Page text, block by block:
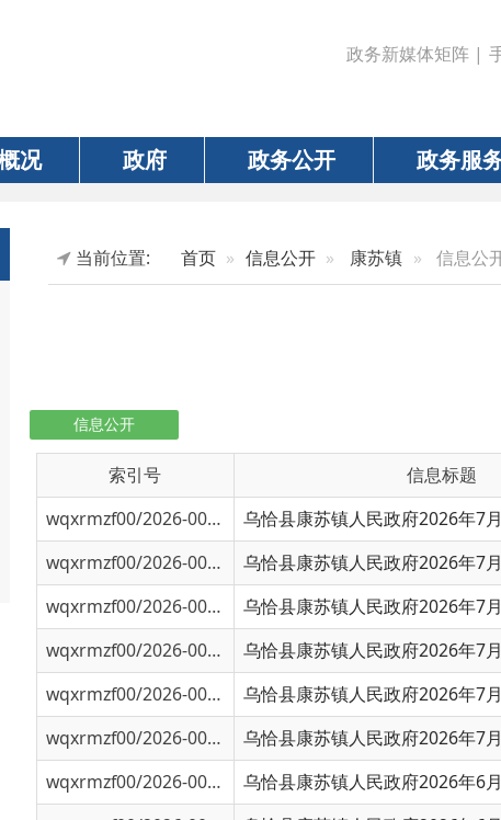
政务新媒体矩阵 | 手机版| 繁體 |
政府 政务公开 政务服务
康苏镇
索引号
wqxrmzf00/2026-00909
乌恰县康苏镇人民政府2026年7月重度残疾人
wqxrmzf00/2026-00908 乌恰县康苏镇人民政府2026年7月农村居民最
wqxrmzf00/2026-00907
乌恰县康苏镇人民政府2026年7月困难残疾人
wqxrmzf00/2026-00906 乌恰县康苏镇人民政府2026年7月城市分散特
wqxrmzf00/2026-00905 乌恰县康苏镇人民政府2026年7月城镇居民最
wqxrmzf00/2026-00904 乌恰县康苏镇人民政府2026年7月80岁以上老
wqxrmzf00/2026-00689 乌恰县康苏镇人民政府2026年6月城市分散特
wqxrmzf00/2026-00688
乌恰县康苏镇人民政府2026年6月重度残疾人
wqxrmzf00/2026-00687 乌恰县康苏镇人民政府2026年6月农村居民最低
wqxrmzf00/2026-00686 乌恰县康苏镇人民政府2026年6月困难残疾人